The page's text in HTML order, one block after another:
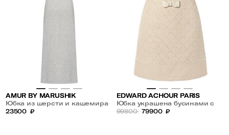
AMUR BY MARUSHIK
Юбка из шерсти и кашемира
23500 ₽
EDWARD ACHOUR PARIS
Юбка украшена бусинами с
пайетками
99800 79900 ₽